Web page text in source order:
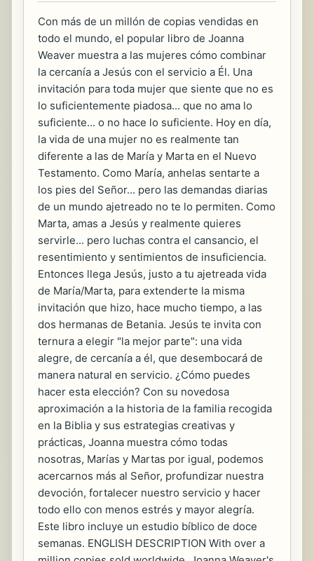
Con más de un millón de copias vendidas en
todo el mundo, el popular libro de Joanna
Weaver muestra a las mujeres cómo combinar
la cercanía a Jesús con el servicio a Él. Una
invitación para toda mujer que siente que no es
lo suficientemente piadosa... que no ama lo
suficiente... o no hace lo suficiente. Hoy en día,
la vida de una mujer no es realmente tan
diferente a las de María y Marta en el Nuevo
Testamento. Como María, anhelas sentarte a
los pies del Señor... pero las demandas diarias
de un mundo ajetreado no te lo permiten. Como
Marta, amas a Jesús y realmente quieres
servirle... pero luchas contra el cansancio, el
resentimiento y sentimientos de insuficiencia.
Entonces llega Jesús, justo a tu ajetreada vida
de María/Marta, para extenderte la misma
invitación que hizo, hace mucho tiempo, a las
dos hermanas de Betania. Jesús te invita con
ternura a elegir "la mejor parte": una vida
alegre, de cercanía a él, que desembocará de
manera natural en servicio. ¿Cómo puedes
hacer esta elección? Con su novedosa
aproximación a la historia de la familia recogida
en la Biblia y sus estrategias creativas y
prácticas, Joanna muestra cómo todas
nosotras, Marías y Martas por igual, podemos
acercarnos más al Señor, profundizar nuestra
devoción, fortalecer nuestro servicio y hacer
todo ello con menos estrés y mayor alegría.
Este libro incluye un estudio bíblico de doce
semanas. ENGLISH DESCRIPTION With over a